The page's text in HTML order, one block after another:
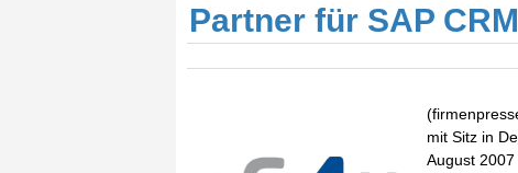
Partner für SAP CRM
mit Sitz in
August